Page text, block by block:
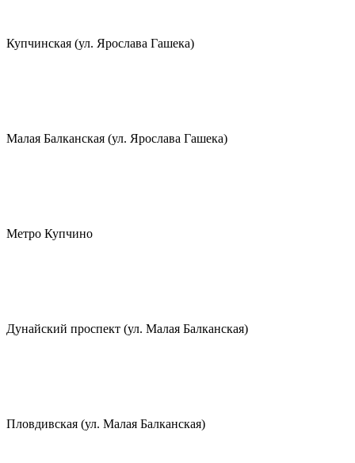
Купчинская (ул. Ярослава Гашека)
Малая Балканская (ул. Ярослава Гашека)
Метро Купчино
Дунайский проспект (ул. Малая Балканская)
Пловдивская (ул. Малая Балканская)